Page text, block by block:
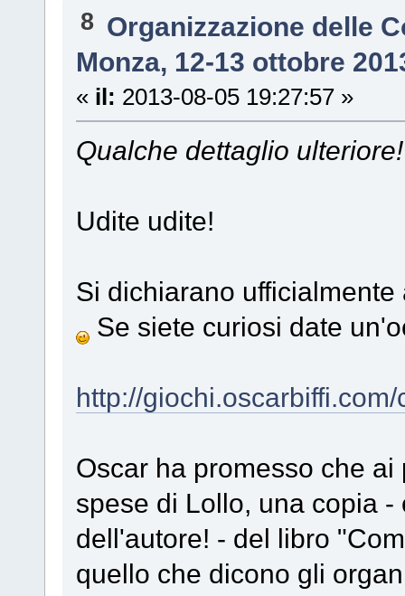
8 Organizzazione delle
Monza, 12-13 ottobre
« il: 2013-08-05 19:27:57 »
Qualche dettaglio ulteriore!
Udite udite!
Si dichiarano
Se siete curiosi date
http://
Oscar ha promesso che
spese di Lollo, una copia
dell'autore! - del libro
quello che dicono gli